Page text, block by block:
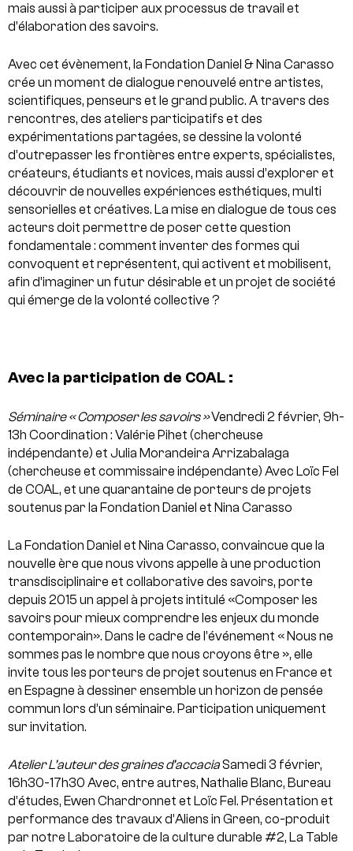
mais aussi à participer aux processus de travail et
d’élaboration des savoirs.
Avec cet évènement, la Fondation Daniel & Nina Carasso
crée un moment de dialogue renouvelé entre artistes,
scientifiques, penseurs et le grand public. A travers des
rencontres, des ateliers participatifs et des
expérimentations partagées, se dessine la volonté
d’outrepasser les frontières entre experts, spécialistes,
créateurs, étudiants et novices, mais aussi d’explorer et
découvrir de nouvelles expériences esthétiques, multi
sensorielles et créatives. La mise en dialogue de tous ces
acteurs doit permettre de poser cette question
fondamentale : comment inventer des formes qui
convoquent et représentent, qui activent et mobilisent,
afin d’imaginer un futur désirable et un projet de société
qui émerge de la volonté collective ?
Avec la participation de COAL :
Séminaire « Composer les savoirs »Vendredi 2 février, 9h-
13h Coordination : Valérie Pihet (chercheuse
indépendante) et Julia Morandeira Arrizabalaga
(chercheuse et commissaire indépendante) Avec Loïc Fel
de COAL, et une quarantaine de porteurs de projets
soutenus par la Fondation Daniel et Nina Carasso
La Fondation Daniel et Nina Carasso, convaincue que la
nouvelle ère que nous vivons appelle à une production
transdisciplinaire et collaborative des savoirs, porte
depuis 2015 un appel à projets intitulé «Composer les
savoirs pour mieux comprendre les enjeux du monde
contemporain». Dans le cadre de l’événement « Nous ne
sommes pas le nombre que nous croyons être », elle
invite tous les porteurs de projet soutenus en France et
en Espagne à dessiner ensemble un horizon de pensée
commun lors d’un séminaire. Participation uniquement
sur invitation.
Atelier L’auteur des graines d’accaciaSamedi 3 février,
16h30-17h30 Avec, entre autres, Nathalie Blanc, Bureau
d’études, Ewen Chardronnet et Loïc Fel. Présentation et
performance des travaux d’Aliens in Green, co-produit
par notre Laboratoire de la culture durable #2, La Table